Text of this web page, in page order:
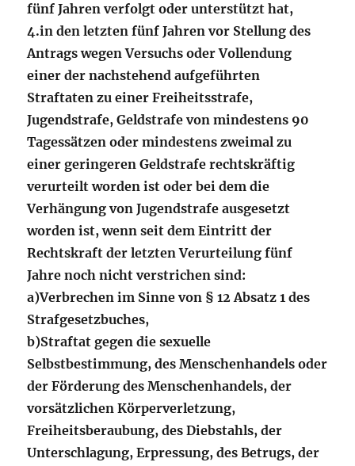
fünf Jahren verfolgt oder unterstützt hat,
4.in den letzten fünf Jahren vor Stellung des
Antrags wegen Versuchs oder Vollendung
einer der nachstehend aufgeführten
Straftaten zu einer Freiheitsstrafe,
Jugendstrafe, Geldstrafe von mindestens 90
Tagessätzen oder mindestens zweimal zu
einer geringeren Geldstrafe rechtskräftig
verurteilt worden ist oder bei dem die
Verhängung von Jugendstrafe ausgesetzt
worden ist, wenn seit dem Eintritt der
Rechtskraft der letzten Verurteilung fünf
Jahre noch nicht verstrichen sind:
a)Verbrechen im Sinne von § 12 Absatz 1 des
Strafgesetzbuches,
b)Straftat gegen die sexuelle
Selbstbestimmung, des Menschenhandels oder
der Förderung des Menschenhandels, der
vorsätzlichen Körperverletzung,
Freiheitsberaubung, des Diebstahls, der
Unterschlagung, Erpressung, des Betrugs, der